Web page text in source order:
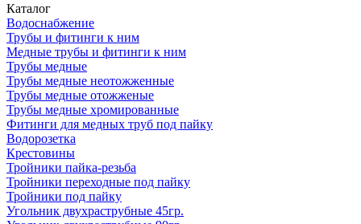
Каталог
Водоснабжение
Трубы и фитинги к ним
Медные трубы и фитинги к ним
Трубы медные
Трубы медные неотожженные
Трубы медные отожженые
Трубы медные хромированные
Фитинги для медных труб под пайку
Водорозетка
Крестовины
Тройники пайка-резьба
Тройники переходные под пайку
Тройники под пайку
Угольник двухраструбные 45гр.